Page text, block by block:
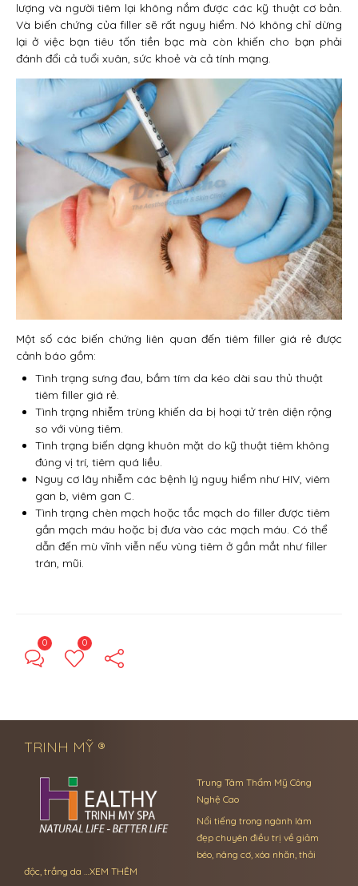
lượng và người tiêm lại không nắm được các kỹ thuật cơ bản.
Và biến chứng của filler sẽ rất nguy hiểm. Nó không chỉ dừng
lại ở việc bạn tiêu tốn tiền bạc mà còn khiến cho bạn phải
đánh đổi cả tuổi xuân, sức khoẻ và cả tính mạng.
Một số các biến chứng liên quan đến tiêm filler giá rẻ được
cảnh báo gồm:
Tình trạng sưng đau, bầm tím da kéo dài sau thủ thuật
tiêm filler giá rẻ.
Tình trạng nhiễm trùng khiến da bị hoại tử trên diện rộng
so với vùng tiêm.
Tình trạng biến dạng khuôn mặt do kỹ thuật tiêm không
đúng vị trí, tiêm quá liều.
Nguy cơ lây nhiễm các bệnh lý nguy hiểm như HIV, viêm
gan b, viêm gan C.
Tình trạng chèn mạch hoặc tắc mạch do filler được tiêm
gần mạch máu hoặc bị đưa vào các mạch máu. Có thể
dẫn đến mù vĩnh viễn nếu vùng tiêm ở gần mắt như filler
trán, mũi.
0 0
TRINH MỸ ®
Trung Tâm Thẩm Mỹ Công
Nghệ Cao
Nổi tiếng trong ngành làm
đẹp chuyên điều trị về giảm
béo, nâng cơ, xóa nhăn, thải
độc, trắng da … XEM THÊM